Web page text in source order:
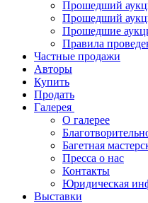
Прошедший
Прошедший
Прошедшие
Правила
Частные продажи
Авторы
Купить
Продать
Галерея
О галерее
Багетная
Пресса о нас
Контакты
Юридическая
Выставки